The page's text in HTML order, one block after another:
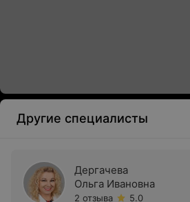
Другие специалисты
Дергачева
Ольга Ивановна
2 отзыва
5.0